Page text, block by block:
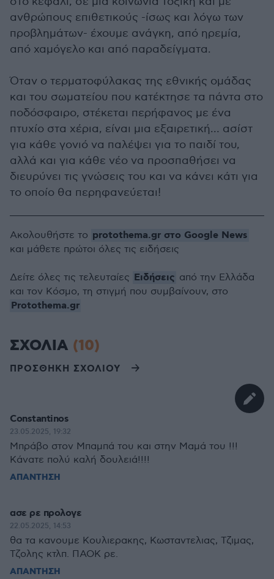
ανθρώπους επιθετικούς -ίσως και λόγω των
προβλημάτων- έχουμε ανάγκη, από ηρεμία,
από χαμόγελο και από παραδείγματα.
Όταν ο τερματοφύλακας της εθνικής ομάδας
και του σωματείου που κατέκτησε τα πάντα στο
ποδόσφαιρο, στέκεται περήφανος με ένα
πτυχίο στα χέρια, είναι μια εξαιρετική… ασίστ
για κάθε γονιό να παλέψει για το παιδί του,
αλλά και για κάθε νέο να προσπαθήσει να
διευρύνει τις γνώσεις του και να κάνει κάτι για
το οποίο θα περηφανεύεται!
Ακολουθήστε το protothema.gr στο Google News
και μάθετε πρώτοι όλες τις ειδήσεις
Δείτε όλες τις τελευταίες Ειδήσεις από την Ελλάδα
και τον Κόσμο, τη στιγμή που συμβαίνουν, στο
Protothema.gr
ΣΧΟΛΙΑ (10)
ΠΡΟΣΘΗΚΗ ΣΧΟΛΙΟΥ
Constantinos
23.05.2025, 19:32
Μπράβο στον Μπαμπά του και στην Μαμά του !!!
Κάνατε πολύ καλή δουλειά!!!!
ΑΠΑΝΤΗΣΗ
ασε ρε προλογε
22.05.2025, 14:53
θα τα κανουμε Κουλιερακης, Κωσταντελιας, Τζιμας,
Τζολης κτλπ. ΠΑΟΚ ρε.
ΑΠΑΝΤΗΣΗ